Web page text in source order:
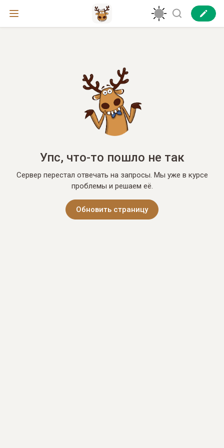
Упс, что-то пошло не так
Сервер перестал отвечать на запросы. Мы уже в курсе
проблемы и решаем её.
Обновить страницу